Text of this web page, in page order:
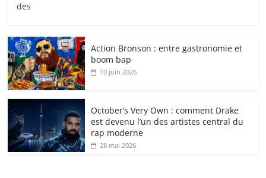
des
Action Bronson : entre gastronomie et
boom bap
10 juin 2026
October’s Very Own : comment Drake
est devenu l’un des artistes central du
rap moderne
28 mai 2026